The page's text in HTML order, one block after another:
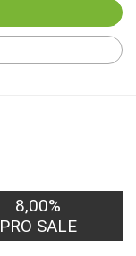
8,00%
PRO SALE